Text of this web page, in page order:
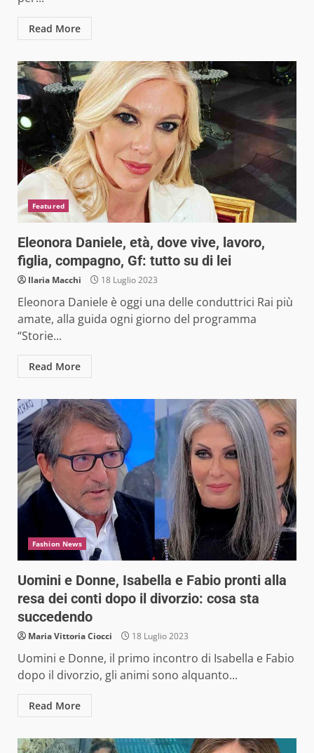
Read More
Featured
Eleonora Daniele, età, dove vive, lavoro,
figlia, compagno, Gf: tutto su di lei
Ilaria Macchi 18 Luglio 2023
Eleonora Daniele è oggi una delle conduttrici Rai più
amate, alla guida ogni giorno del programma
“Storie...
Read More
Fashion News
Uomini e Donne, Isabella e Fabio pronti alla
resa dei conti dopo il divorzio: cosa sta
succedendo
Maria Vittoria Ciocci 18 Luglio 2023
Uomini e Donne, il primo incontro di Isabella e Fabio
dopo il divorzio, gli animi sono alquanto...
Read More